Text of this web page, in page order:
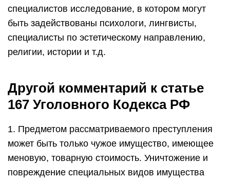
специалистов исследование, в котором могут
быть задействованы психологи, лингвисты,
специалисты по эстетическому направлению,
религии, истории и т.д.
Другой комментарий к статье
167 Уголовного Кодекса РФ
1. Предметом рассматриваемого преступления
может быть только чужое имущество, имеющее
меновую, товарную стоимость. Уничтожение и
повреждение специальных видов имущества